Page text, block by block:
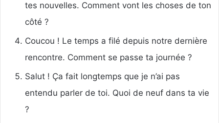
tes nouvelles. Comment vont les choses de ton
côté ?
Coucou ! Le temps a filé depuis notre dernière
rencontre. Comment se passe ta journée ?
Salut ! Ça fait longtemps que je n’ai pas
entendu parler de toi. Quoi de neuf dans ta vie
?